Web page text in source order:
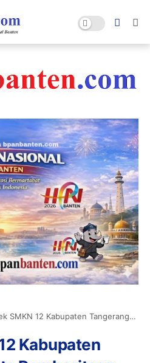
Kabupaten Tangerang Minta Pemberitaan Terkait Dugaan Penyimpangan Dana BOS Dihapus
Kabupaten